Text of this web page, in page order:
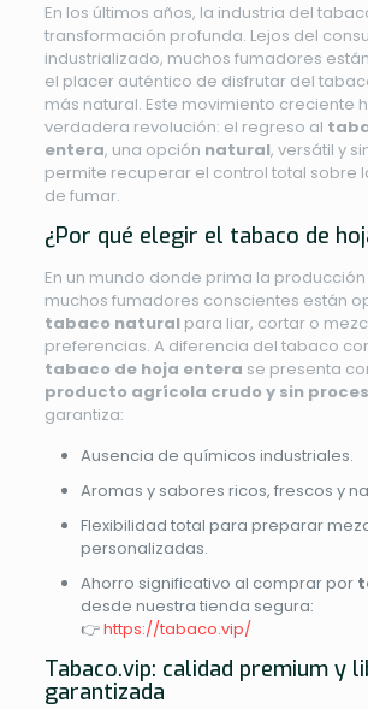
En los últimos años, la industria del
transformación profunda. Lejos del
industrializado, muchos fumadores
el placer auténtico de disfrutar del
más natural. Este movimiento creciente
verdadera revolución: el regreso al
entera, una opción natural, versátil y
permite recuperar el control total sobre
de fumar.
¿Por qué elegir el tabaco de
En un mundo donde prima la
muchos fumadores conscientes están
tabaco naturalpara liar, cortar o
preferencias. A diferencia del tabaco
tabaco de hoja entera se presenta
producto agrícola crudo y sin
garantiza:
Ausencia de químicos industriales.
Aromas y sabores ricos, frescos y
Flexibilidad total para preparar
personalizadas.
Ahorro significativo al comprar por
desde nuestra tienda segura:
👉https://tabaco.vip/
Tabaco.vip: calidad premium y
garantizada